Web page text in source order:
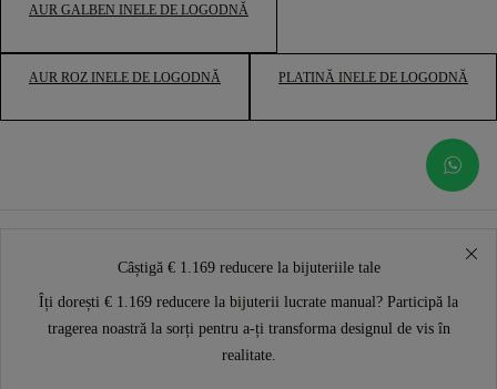
AUR GALBEN INELE DE LOGODNĂ
AUR ROZ INELE DE LOGODNĂ PLATINĂ INELE DE LOGODNĂ
Câștigă € 1.169 reducere la bijuteriile tale
Îți dorești € 1.169 reducere la bijuterii lucrate manual? Participă la
tragerea noastră la sorți pentru a-ți transforma designul de vis în
realitate.